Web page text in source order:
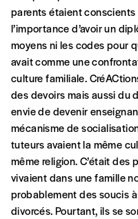
INSCRIPTION
*champs obligatoires
1 an = 5 numéros
20€*
*Prix indicatif, frais de
Par numéro
5€*
*Prix indicatif, frais de
parents étaient conscients
l’importance d’avoir un
moyens ni les codes pour
avait comme une
culture familiale.
des devoirs mais aussi du
envie de devenir
mécanisme de
tuteurs avaient la même
même religion. C’était des
vivaient dans une famille
probablement des soucis
divorcés. Pourtant, ils se